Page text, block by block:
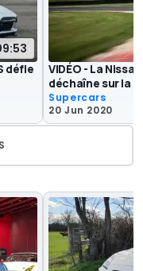
défie
VIDÉO - La
déchaîne sur la
Supercars
20 Jun 2020